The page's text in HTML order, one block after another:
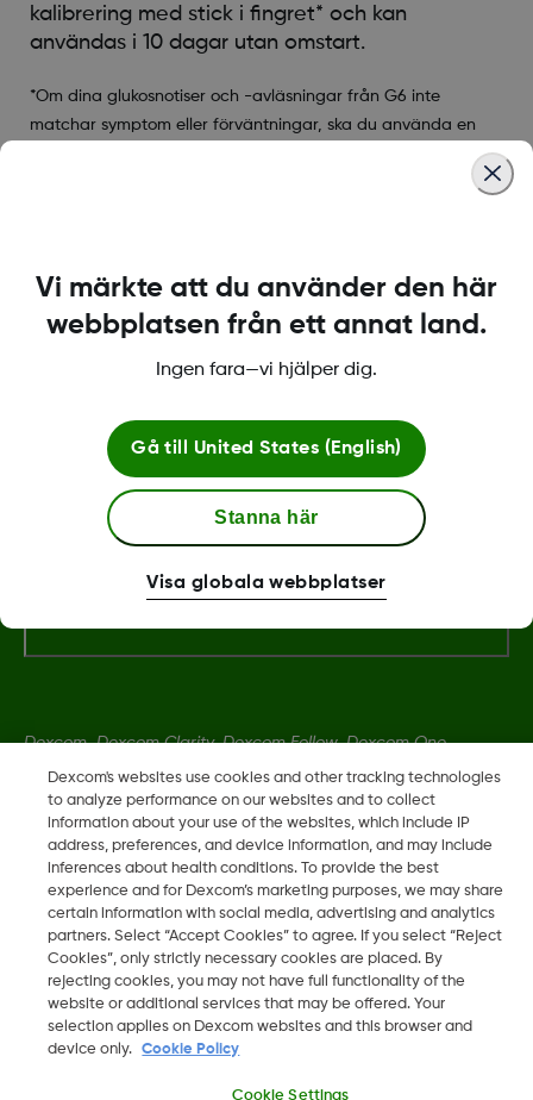
kalibrering med stick i fingret* och kan
användas i 10 dagar utan omstart.
*Om dina glukosnotiser och -avläsningar från G6 inte
matchar symptom eller förväntningar, ska du använda en
Villkor och Policies
Mer information
Dexcom, Dexcom Clarity, Dexcom Follow, Dexcom One,
Dexcom Share, Share är varumärken eller registrerade
varumärken i USA och kan vara det i andra länder.
LBL016698 Rev001
2026 Dexcom, Inc. Med ensamrätt.
Dexcom's websites use cookies and other tracking technologies
to analyze performance on our websites and to collect
information about your use of the websites, which include IP
address, preferences, and device information, and may include
inferences about health conditions. To provide the best
experience and for Dexcom’s marketing purposes, we may share
certain information with social media, advertising and analytics
partners. Select “Accept Cookies” to agree. If you select “Reject
Cookies”, only strictly necessary cookies are placed. By
rejecting cookies, you may not have full functionality of the
website or additional services that may be offered. Your
selection applies on Dexcom websites and this browser and
device only.
Cookie Policy
Cookie Settings
Vi märkte att du använder den här
webbplatsen från ett annat land.
Ingen fara—vi hjälper dig.
Gå till United States (English)
Stanna här
Visa globala webbplatser